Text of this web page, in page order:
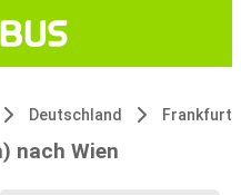
Deutschland Frankfurt
nach Wien